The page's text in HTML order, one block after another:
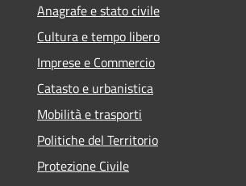
Anagrafe e stato civile
Cultura e tempo libero
Imprese e Commercio
Catasto e urbanistica
Mobilità e trasporti
Politiche del Territorio
Protezione Civile